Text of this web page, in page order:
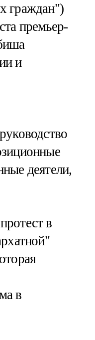
граждан")
премьер-
и
деятели,
в
в